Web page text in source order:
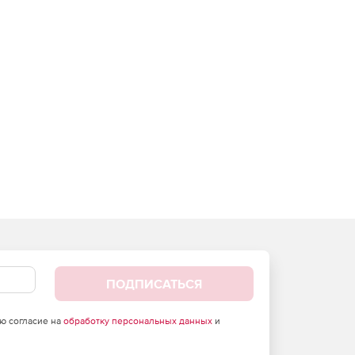
ПОДПИСАТЬСЯ
согласие на обработку персональных данныхи